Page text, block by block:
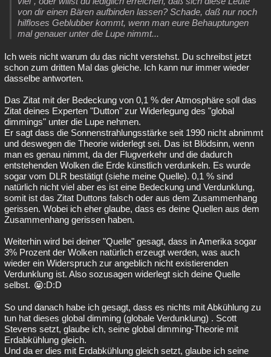
von dir einen Bären aufbinden lassen? Schade, daß nur noch
hilfloses Geblubber kommt, wenn man eure Behauptungen
mal genauer unter die Lupe nimmt...
Ich weis nicht warum du das nicht verstehst. Du schreibst jetzt
schon zum dritten Mal das gleiche. Ich kann nur immer wieder
dasselbe antworten.
Das Zitat mit der Bedeckung von 0,1 % der Atmosphäre soll das
Zitat deines Experten "Dutton" zur Widerlegung des "global
dimmings" unter die Lupe nehmen.
Er sagt dass die Sonnenstrahlungsstärke seit 1990 nicht abnimmt
und deswegen die Theorie widerlegt sei. Das ist Blödsinn, wenn
man es genau nimmt, da der Flugverkehr und die dadurch
entstehenden Wolken die Erde künstlich verdunkeln. Es wurde
sogar vom DLR bestätigt (siehe meine Quelle). 0,1 % sind
natürlich nicht viel aber es ist eine Bedeckung und Verdunklung,
somit ist das Zitat Duttons falsch oder aus dem Zusammenhang
gerissen. Wobei ich eher glaube, dass es deine Quellen aus dem
Zusammenhang gerissen haben.
Weiterhin wird bei deiner "Quelle" gesagt, dass in Amerika sogar
3% Prozent der Wolken natürlich erzeugt werden, was auch
wieder ein Widerspruch zur angeblich nicht existierenden
Verdunklung ist. Also sozusagen widerlegt sich deine Quelle
selbst.
:D:D
So und danach habe ich gesagt, dass es nichts mit Abkühlung zu
tun hat dieses global dimming (globale Verdunklung) . Scott
Stevens setzt, glaube ich, seine global dimming-Theorie mit
Erdabkühlung gleich.
Und da er dies mit Erdabkühlung gleich setzt, glaube ich seine